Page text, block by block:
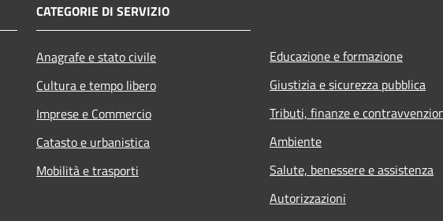
CATEGORIE DI SERVIZIO
Anagrafe e stato civile
Cultura e tempo libero
Imprese e Commercio
Catasto e urbanistica
Mobilità e trasporti
Educazione e formazione
Giustizia e sicurezza pubblica
Tributi, finanze e
Ambiente
Salute, benessere e assistenza
Autorizzazioni